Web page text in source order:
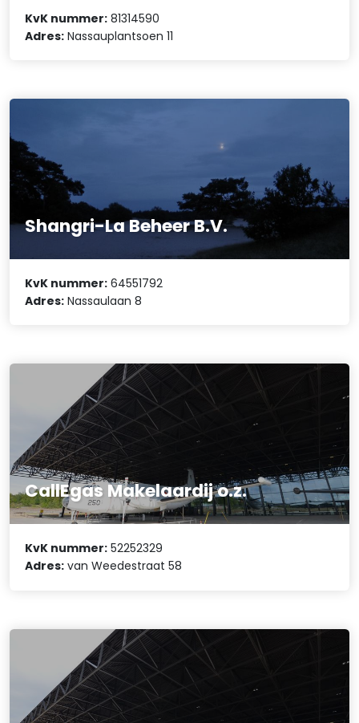
KvK nummer: 81314590
Adres: Nassauplantsoen 11
Shangri-La Beheer B.V.
KvK nummer: 64551792
Adres: Nassaulaan 8
CallEgas Makelaardij o.z.
KvK nummer: 52252329
Adres: van Weedestraat 58